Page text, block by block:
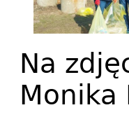
Na
Monika